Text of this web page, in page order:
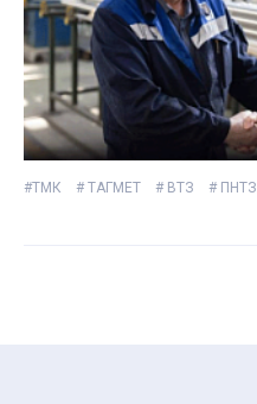
#ТМК # ТАГМЕТ # ВТЗ # ПНТЗ